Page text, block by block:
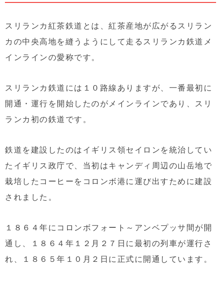
スリランカ紅茶鉄道とは、紅茶産地が広がるスリラン
カの中央高地を縫うようにして走るスリランカ鉄道メ
インラインの愛称です。
スリランカ鉄道には１０路線ありますが、一番最初に
開通・運行を開始したのがメインラインであり、スリ
ランカ初の鉄道です。
鉄道を建設したのはイギリス領セイロンを統治してい
たイギリス政庁で、当初はキャンディ周辺の山岳地で
栽培したコーヒーをコロンボ港に運び出すために建設
されました。
１８６４年にコロンボフォート～アンベプッサ間が開
通し、１８６４年１２月２７日に最初の列車が運行さ
れ、１８６５年１０月２日に正式に開通しています。